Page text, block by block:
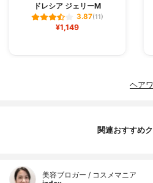
ドレシア ジェリーM
3.87(11)
¥1,149
ヘア
関連おすすめ
美容ブロガー / コスメマニア